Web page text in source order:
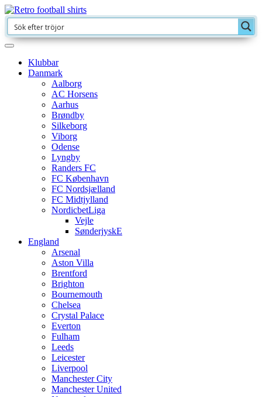
Klubbar
Danmark
Aalborg
AC Horsens
Aarhus
Brøndby
Silkeborg
Viborg
Odense
Lyngby
Randers FC
FC København
FC Nordsjælland
FC Midtjylland
NordicbetLiga
Vejle
SønderjyskE
England
Arsenal
Aston Villa
Brentford
Brighton
Bournemouth
Chelsea
Crystal Palace
Everton
Fulham
Leeds
Leicester
Liverpool
Manchester City
Manchester United